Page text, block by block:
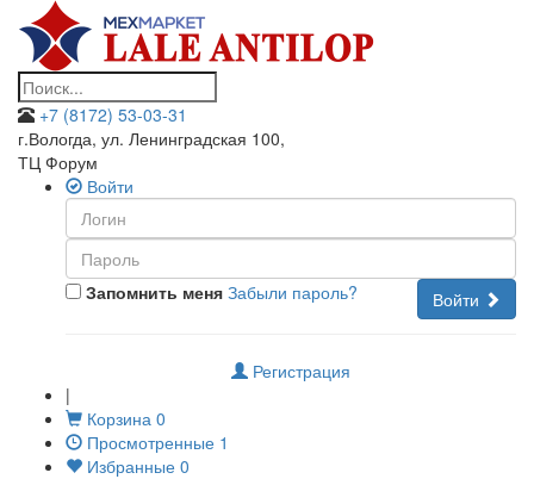
+7 (8172) 53-03-31
г.Вологда, ул. Ленинградская 100,
ТЦ Форум
Войти
Запомнить меня Войти
Забыли пароль?
Регистрация
|
Корзина 0
Просмотренные 1
Избранные 0